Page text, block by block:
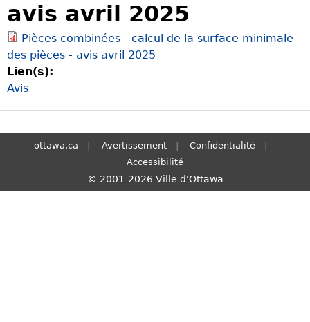
r
S
e
a
r
c
h
avis avril 2025
Pièces combinées - calcul de la surface minimale
des pièces - avis avril 2025
Lien(s):
Avis
ottawa.ca Avertissement
Confidentialité
Accessibilité
© 2001-2026 Ville d'Ottawa